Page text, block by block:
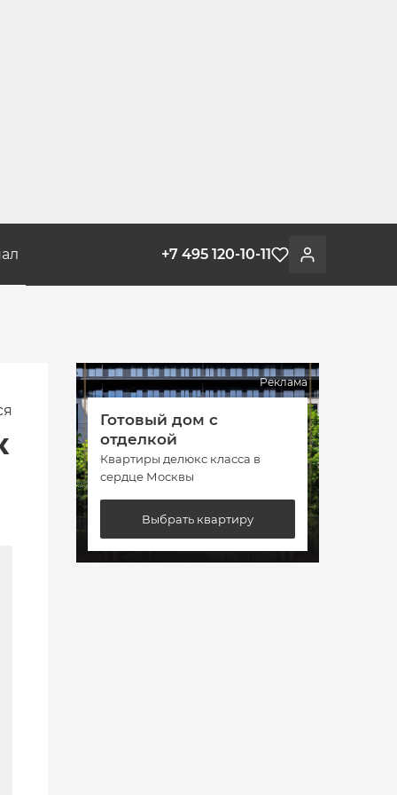
Войти
Избранное
+7 495 120-10-11
Реклама
Готовый дом с
отделкой
Квартиры делюкс класса в
сердце Москвы
Выбрать квартиру